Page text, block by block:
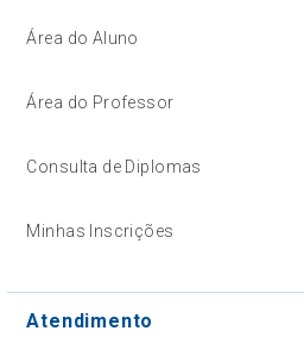
Área do Aluno
Área do Professor
Consulta de Diplomas
Minhas Inscrições
Atendimento